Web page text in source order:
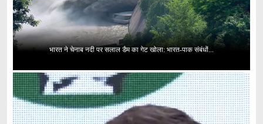
भारत ने चेनाब नदी पर सलाल डैम का गेट खोला: भारत-पाक संबंधों...